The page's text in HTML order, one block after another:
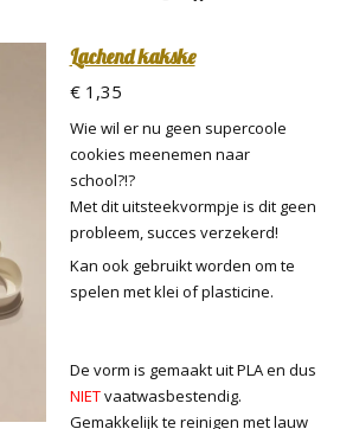
Lachend kakske
€ 1,35
Wie wil er nu geen supercoole
cookies meenemen naar
school?!?
Met dit uitsteekvormpje is dit geen
probleem, succes verzekerd!
Kan ook gebruikt worden om te
spelen met klei of plasticine.
De vorm is gemaakt uit PLA en dus
NIETvaatwasbestendig.
Gemakkelijk te reinigen met lauw